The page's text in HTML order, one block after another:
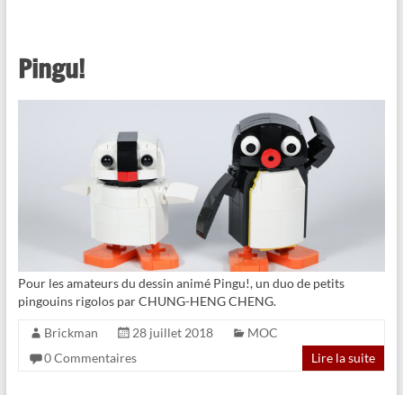
Pingu!
Pour les amateurs du dessin animé Pingu!, un duo de petits
pingouins rigolos par CHUNG-HENG CHENG.
Brickman 28 juillet 2018
MOC
0 Commentaires
Lire la suite